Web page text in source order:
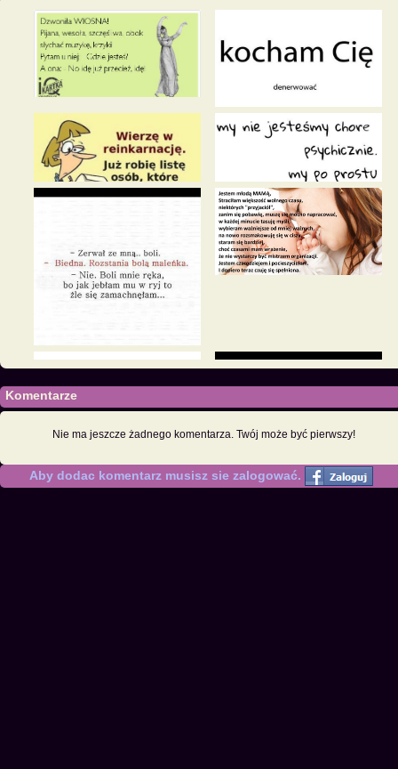
Komentarze
Nie ma jeszcze żadnego komentarza. Twój może być pierwszy!
Aby dodac komentarz musisz sie zalogować.